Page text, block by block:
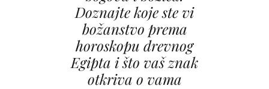
Doznajte koje ste vi
božanstvo prema
horoskopu drevnog
Egipta i što vaš znak
otkriva o vama